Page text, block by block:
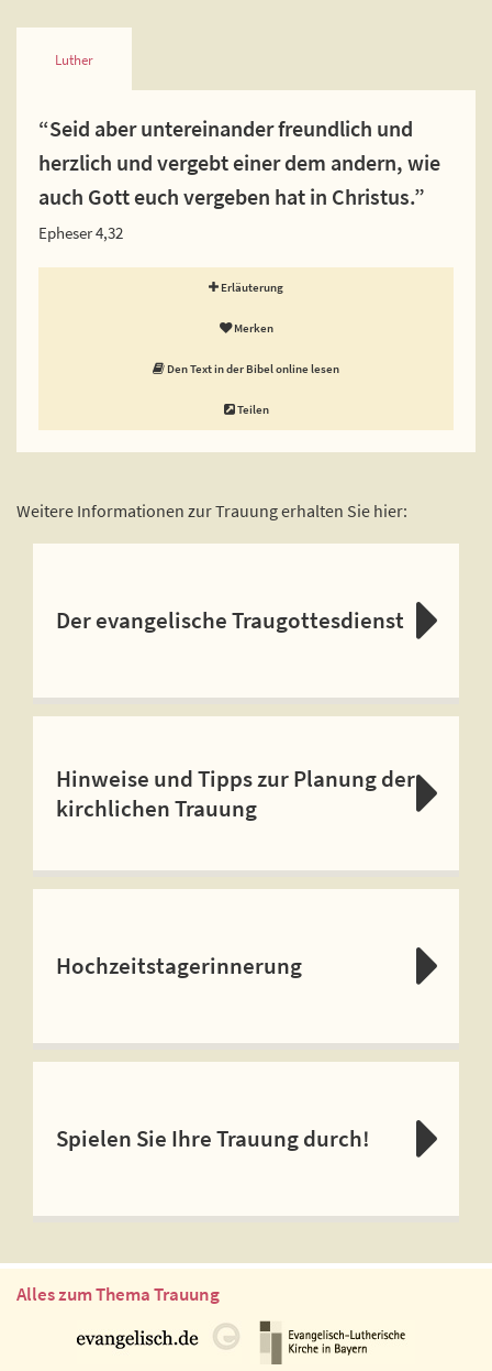
Luther
“Seid aber untereinander freundlich und
herzlich und vergebt einer dem andern, wie
auch Gott euch vergeben hat in Christus.”
Epheser 4,32
Erläuterung
Merken
Den Text in der Bibel online lesen
Teilen
Weitere Informationen zur Trauung erhalten Sie hier:
Der evangelische Traugottesdienst
Hinweise und Tipps zur Planung der
kirchlichen Trauung
Hochzeitstagerinnerung
Spielen Sie Ihre Trauung durch!
Alles zum Thema Trauung